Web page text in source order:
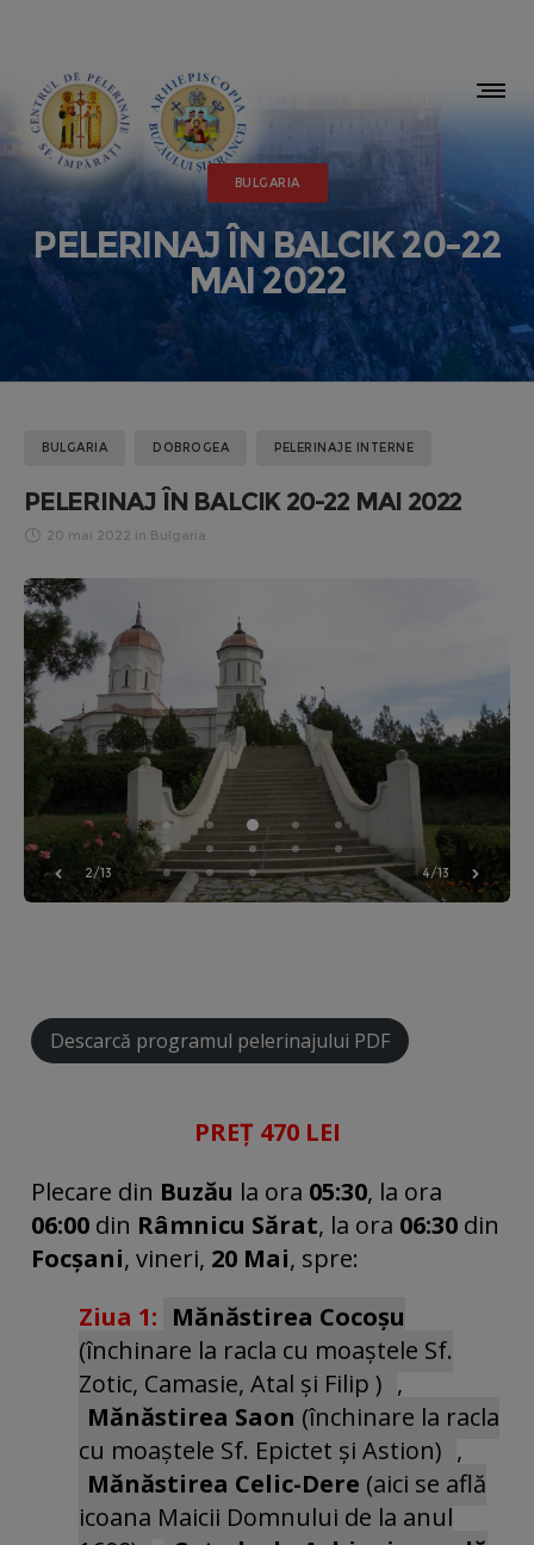
BULGARIA
PELERINAJ ÎN BALCIK 20-22
MAI 2022
BULGARIA DOBROGEA PELERINAJE INTERNE
PELERINAJ ÎN BALCIK 20-22 MAI 2022
20 mai 2022 in Bulgaria
3/13 5/13
Descarcă programul pelerinajului PDF
PREȚ 470 LEI
Plecare din Buzău la ora 05:30, la ora
06:00 din Râmnicu Sărat, la ora 06:30 din
Focșani, vineri, 20 Mai, spre:
Ziua 1: Mănăstirea Cocoșu
(închinare la racla cu moaștele Sf.
Zotic, Camasie, Atal și Filip ) ,
Mănăstirea Saon (închinare la racla
cu moaștele Sf. Epictet și Astion) ,
Mănăstirea Celic-Dere (aici se află
icoana Maicii Domnului de la anul